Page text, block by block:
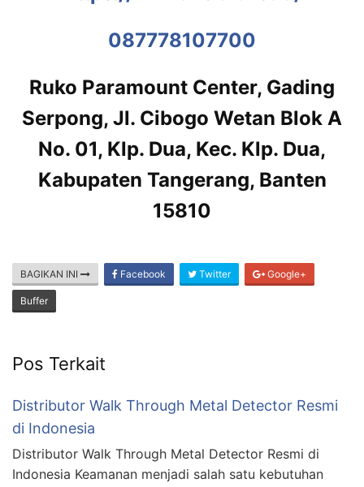
087778107700
Ruko Paramount Center, Gading
Serpong, Jl. Cibogo Wetan Blok A
No. 01, Klp. Dua, Kec. Klp. Dua,
Kabupaten Tangerang, Banten
15810
BAGIKAN INI Facebook Twitter Google+
Buffer
Pos Terkait
Distributor Walk Through Metal Detector Resmi
di Indonesia
Distributor Walk Through Metal Detector Resmi di
Indonesia Keamanan menjadi salah satu kebutuhan